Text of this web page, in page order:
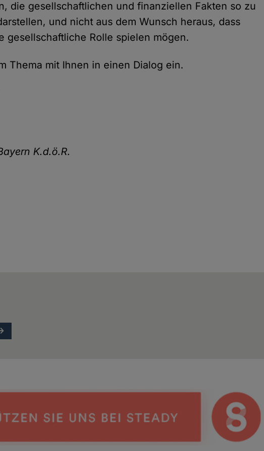
die gesellschaftlichen und finanziellen Fakten so zu
und nicht aus dem Wunsch heraus, dass
gesellschaftliche Rolle spielen mögen.
Thema mit Ihnen in einen Dialog ein.
K.d.ö.R.